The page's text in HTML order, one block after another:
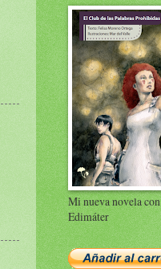
Mi nueva novela con
Edimáter